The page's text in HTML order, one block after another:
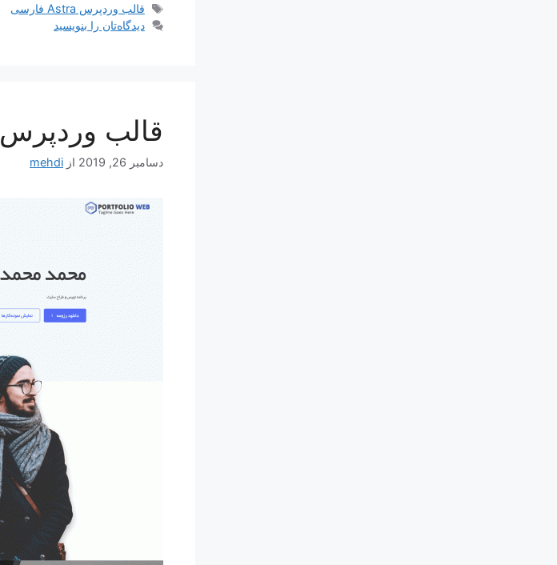
برچسب‌ها
قالب وردپرس Astra فارسی
دیدگاه‌تان را بنویسید
قالب وردپرس Portfolio Web فارسی
دسامبر 26, 2019 از mehdi